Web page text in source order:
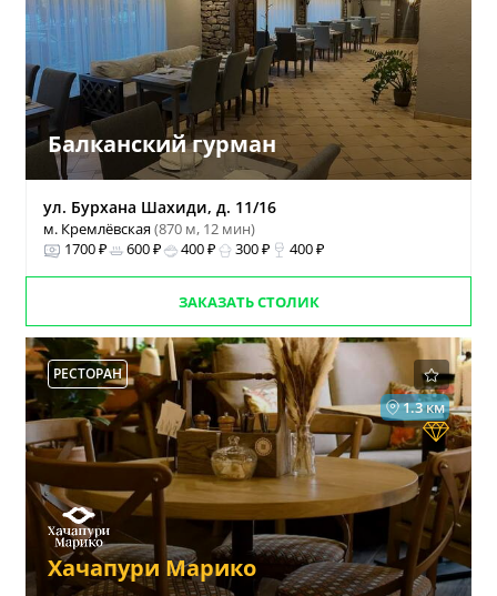
Балканский гурман
ул. Бурхана Шахиди, д. 11/16
м. Кремлёвская(870 м, 12 мин)
1700 ₽
600 ₽ 400 ₽ 300 ₽ 400 ₽
ЗАКАЗАТЬ СТОЛИК
РЕСТОРАН
1.3 км
Хачапури Марико